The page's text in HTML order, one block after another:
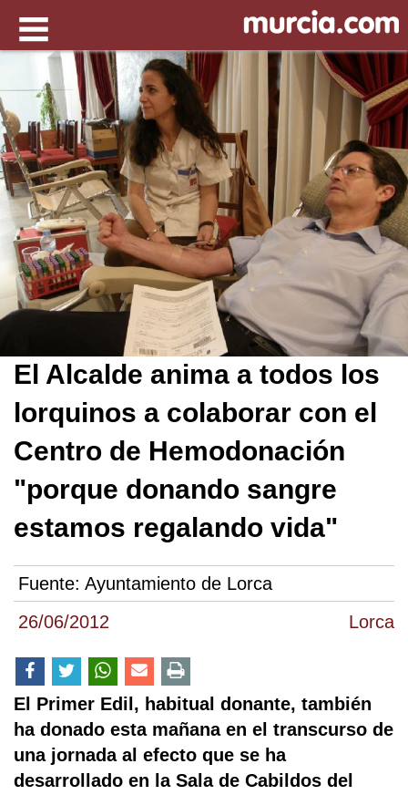
26/06/2012 Lorca
El Alcalde anima a todos los
lorquinos a colaborar con el
Centro de Hemodonación
"porque donando sangre
estamos regalando vida"
Fuente: Ayuntamiento de Lorca
El Primer Edil, habitual donante, también
ha donado esta mañana en el transcurso de
una jornada al efecto que se ha
desarrollado en la Sala de Cabildos del